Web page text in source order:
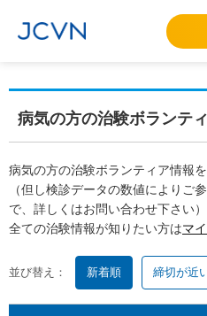
病気の方の治験ボランテ
病気の方の治験ボランティア情報
（但し検診データの数値によりご
で、詳しくはお問い合わせ下さい）
全ての治験情報が知りたい方はマ
並び替え： 新着順 締切が近